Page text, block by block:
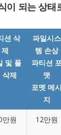
이 되는 상태
션 삭
제
및 폴
삭제
파일시스
템 손상
파티션
맷
포멧 메시
지
만원 12만원